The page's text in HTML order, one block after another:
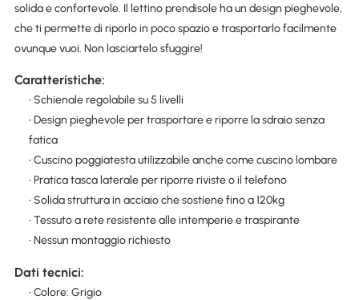
solida e confortevole. Il lettino prendisole ha un design pieghevole,
che ti permette di riporlo in poco spazio e trasportarlo facilmente
ovunque vuoi. Non lasciartelo sfuggire!
Caratteristiche:
• Schienale regolabile su 5 livelli
• Design pieghevole per trasportare e riporre la sdraio senza
fatica
• Cuscino poggiatesta utilizzabile anche come cuscino lombare
• Pratica tasca laterale per riporre riviste o il telefono
• Solida struttura in acciaio che sostiene fino a 120kg
• Tessuto a rete resistente alle intemperie e traspirante
• Nessun montaggio richiesto
Dati tecnici:
• Colore: Grigio